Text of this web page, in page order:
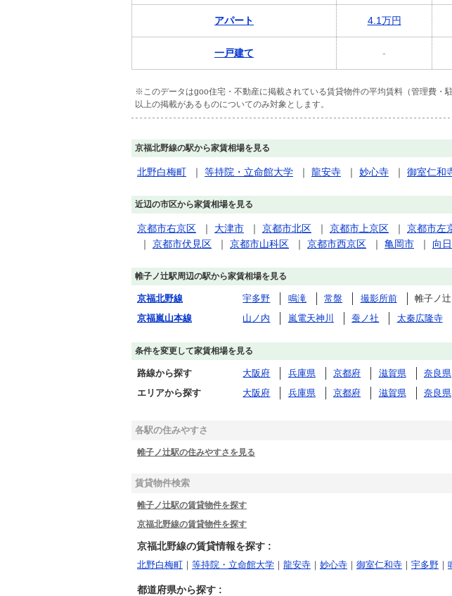
アパート 4.1万円
一戸建て -
※このデータはgoo住宅・不動産に掲載されている賃貸物件の平均賃料（管理費・
以上の掲載があるものについてのみ対象とします。
京福北野線の駅から家賃相場を見る
北野白梅町 ｜ 等持院・立命館大学 ｜ 龍安寺 ｜ 妙心寺 ｜ 御室仁和
近辺の市区から家賃相場を見る
京都市右京区 ｜ 大津市 ｜ 京都市北区 ｜ 京都市上京区 ｜ 京都市左
｜ 京都市伏見区 ｜ 京都市山科区 ｜ 京都市西京区 ｜ 亀岡市 ｜ 向
帷子ノ辻駅周辺の駅から家賃相場を見る
京福北野線 宇多野 鳴滝 常盤 撮影所前
帷子ノ辻
京福嵐山本線
山ノ内 嵐電天神川 蚕ノ社 太秦広隆寺
条件を変更して家賃相場を見る
路線から探す 大阪府 兵庫県 京都府 滋賀県 奈良県
エリアから探す
大阪府 兵庫県 京都府 滋賀県 奈良県
各駅の住みやすさ
帷子ノ辻駅の住みやすさを見る
賃貸物件検索
帷子ノ辻駅の賃貸物件を探す
京福北野線の賃貸物件を探す
京福北野線の賃貸情報を探す :
北野白梅町 ｜ 等持院・立命館大学 ｜ 龍安寺 ｜ 妙心寺 ｜ 御室仁和寺 ｜ 宇多野 ｜
都道府県から探す :